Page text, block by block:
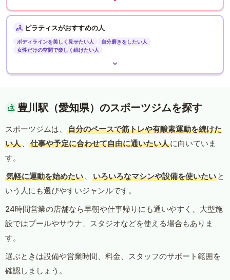
ピラティスがおすすめの人
ボディラインを美しく見せたい人
自分磨きをしたい人
女性だけの空間で楽しく続けたい人
豊川駅（愛知県）のスポーツジムを探す
スポーツジムは、
自分のペースで筋トレや有酸素運動を続けた
い人 、 仕事や予定に合わせて自由に通いたい人に向いていま
す。
気軽に運動を始めたい 、 いろいろなマシンや設備を使いたい と
いう人にも選びやすいジャンルです。
24時間営業の店舗なら早朝や仕事帰りにも通いやすく、大型施
設ではプールやサウナ、スタジオなどを使える場合もありま
す。
選ぶときは設備や営業時間、料金、スタッフのサポート範囲を
確認しましょう。